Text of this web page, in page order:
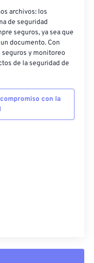
archivos: los
de seguridad
seguros, ya sea que
documento. Con
seguros y monitoreo
de la seguridad de
con la